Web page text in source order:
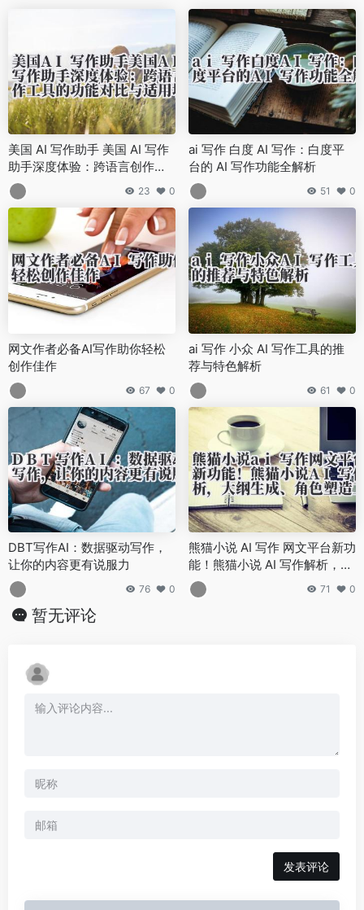
美国 AI 写作助手 美国 AI 写作
助手深度体验：跨语言创作工
具的功能对比与适用场景23 0
ai 写作 白度 AI 写作：白度平
台的 AI 写作功能全解析
51 0
网文作者必备AI写作助你轻松
创作佳作
67 0
ai 写作 小众 AI 写作工具的推
荐与特色解析
61 0
DBT写作AI：数据驱动写作，
让你的内容更有说服力
76 0
熊猫小说 AI 写作 网文平台新功
能！熊猫小说 AI 写作解析，大
纲生成、角色塑造工具实测
71 0
暂无评论
发表评论